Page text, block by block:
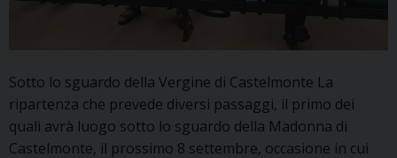
Sotto lo sguardo della Vergine di Castelmonte La
ripartenza che prevede diversi passaggi, il primo dei
quali avrà luogo sotto lo sguardo della Madonna di
Castelmonte, il prossimo 8 settembre, occasione in cui